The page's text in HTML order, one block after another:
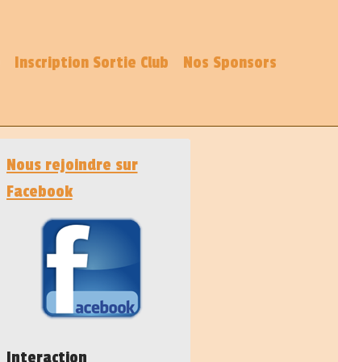
Inscription Sortie Club Nos Sponsors
Nous rejoindre sur
Facebook
Interaction